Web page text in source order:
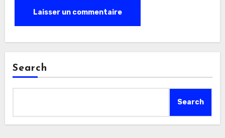
Search
Search